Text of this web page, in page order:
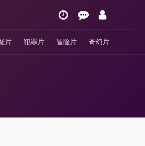
片 犯罪片 冒险片 奇幻片